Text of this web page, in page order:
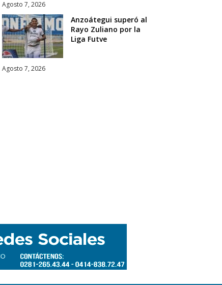
Agosto 7, 2026
Anzoátegui superó al
Rayo Zuliano por la
Liga Futve
Agosto 7, 2026